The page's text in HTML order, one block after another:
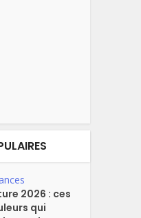
2026 : ces
qui